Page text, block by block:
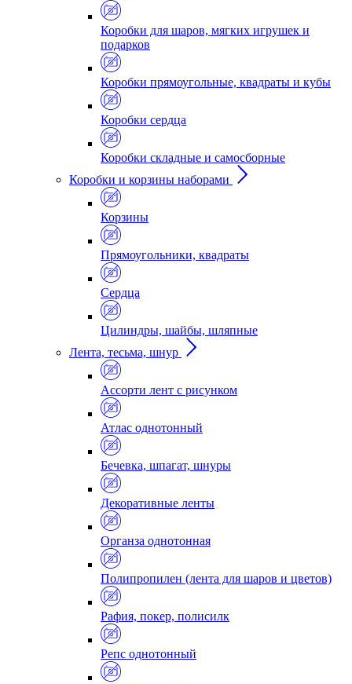
Коробки для шаров, мягких игрушек и
подарков
Коробки прямоугольные, квадраты и кубы
Коробки сердца
Коробки складные и самосборные
Коробки и корзины наборами
Корзины
Прямоугольники, квадраты
Сердца
Цилиндры, шайбы, шляпные
Лента, тесьма, шнур
Ассорти лент с рисунком
Атлас однотонный
Бечевка, шпагат, шнуры
Декоративные ленты
Органза однотонная
Полипропилен (лента для шаров и цветов)
Рафия, покер, полисилк
Репс однотонный